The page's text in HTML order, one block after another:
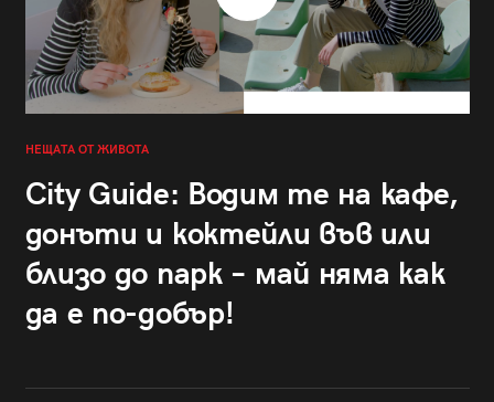
НЕЩАТА ОТ ЖИВОТА
City Guide: Водим те на кафе,
донъти и коктейли във или
близо до парк – май няма как
да е по-добър!